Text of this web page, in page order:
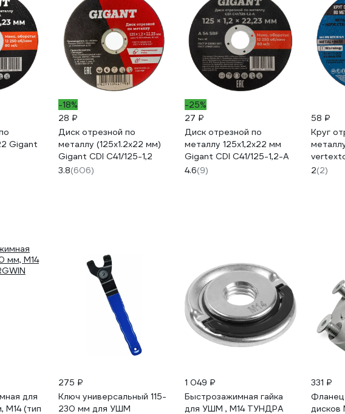
Gigant
-18%
28 ₽
Диск отрезной по
металлу (125х1.2х22 мм)
Gigant CDI C41/125-1,2
3.8(606)
-25%
27 ₽
Диск отрезной по
металлу 125x1,2x22 мм
Gigant CDI C41/125-1,2-А
4.6(9)
58 ₽
Круг
2(2)
для
М14 (тип
275 ₽
Ключ универсальный 115-
230 мм для УШМ
1 049 ₽
Быстрозажимная гайка
для УШМ , М14 ТУНДРА
331 ₽
Фланец
дисков